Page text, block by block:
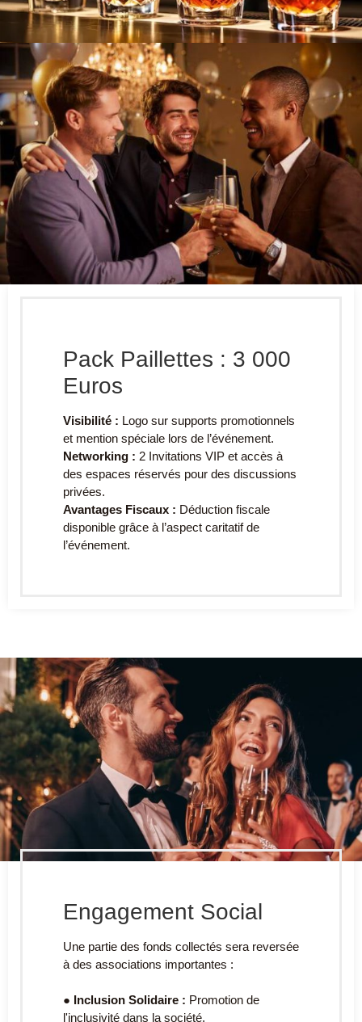
Pack Paillettes : 3 000
Euros
Visibilité : Logo sur supports promotionnels
et mention spéciale lors de l’événement.
Networking : 2 Invitations VIP et accès à
des espaces réservés pour des discussions
privées.
Avantages Fiscaux : Déduction fiscale
disponible grâce à l’aspect caritatif de
l’événement.
Engagement Social
Une partie des fonds collectés sera reversée
à des associations importantes :
● Inclusion Solidaire : Promotion de
l'inclusivité dans la société.